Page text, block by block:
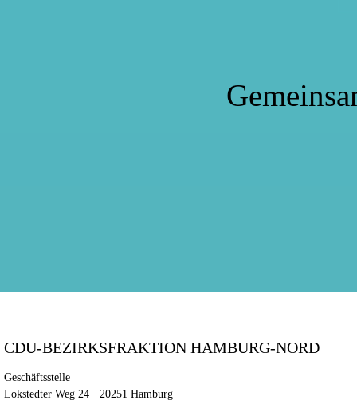
CDU-BEZIRKSFRAKTION HAMBURG-NORD
Geschäftsstelle
Lokstedter Weg 24 · 20251 Hamburg